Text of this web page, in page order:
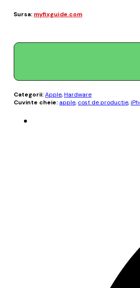
Sursa: myfixguide.com
Categorii:Apple,Hardware
Cuvinte cheie: apple, cost de productie,